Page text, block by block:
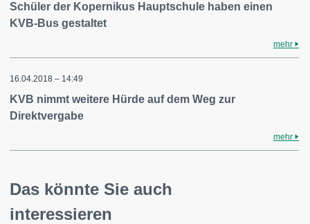
Schüler der Kopernikus Hauptschule haben einen
KVB-Bus gestaltet
mehr
16.04.2018 – 14:49
KVB nimmt weitere Hürde auf dem Weg zur
Direktvergabe
mehr
Das könnte Sie auch
interessieren